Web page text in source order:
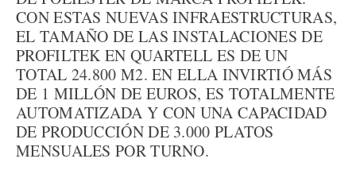
CON ESTAS NUEVAS INFRAESTRUCTURAS,
EL TAMAÑO DE LAS INSTALACIONES DE
PROFILTEK EN QUARTELL ES DE UN
TOTAL 24.800 M2. EN ELLA INVIRTIÓ MÁS
DE 1 MILLÓN DE EUROS, ES TOTALMENTE
AUTOMATIZADA Y CON UNA CAPACIDAD
DE PRODUCCIÓN DE 3.000 PLATOS
MENSUALES POR TURNO.